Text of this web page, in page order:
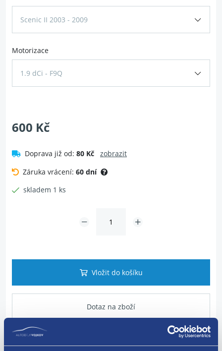
Scenic II 2003 - 2009
Motorizace
1.9 dCi - F9Q
600 Kč
Doprava již od: 80 Kč
zobrazit
Záruka vrácení: 60 dní
skladem 1 ks
Vložit do košíku
Dotaz na zboží
Popis produktu